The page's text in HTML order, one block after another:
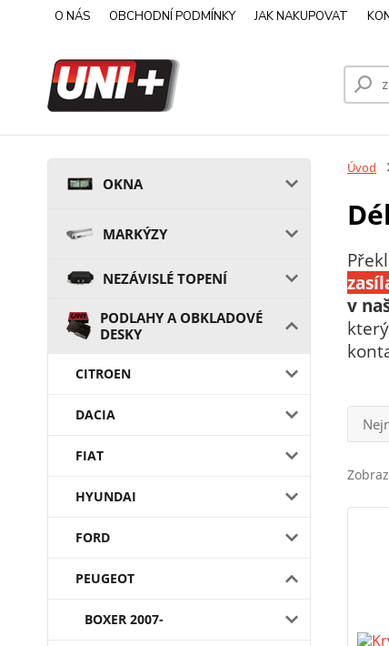
O NÁS OBCHODNÍ PODMÍNKY JAK NAKUPOVAT
OKNA
MARKÝZY
NEZÁVISLÉ TOPENÍ
PODLAHY A OBKLADOVÉ
DESKY
CITROEN
DACIA
FIAT
HYUNDAI
FORD
PEUGEOT
BOXER 2007-
Úvod
v